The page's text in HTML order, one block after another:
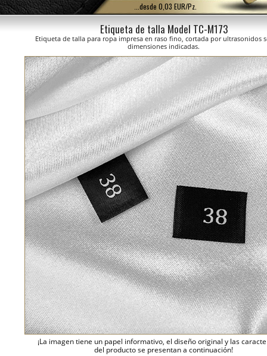
...desde 0,03 EUR/Pz.
Etiqueta de talla Model TC-M173
Etiqueta de talla para ropa impresa en raso fino, cortada por ultrasonidos
dimensiones indicadas.
¡La imagen tiene un papel informativo, el diseño original y las
del producto se presentan a continuación!